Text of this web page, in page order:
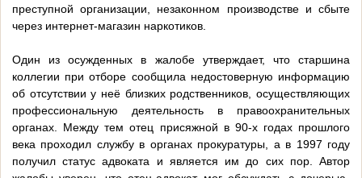
преступной организации, незаконном производстве и сбыте
через интернет-магазин наркотиков.
Один из осужденных в жалобе утверждает, что старшина
коллегии при отборе сообщила недостоверную информацию
об отсутствии у неё близких родственников, осуществляющих
профессиональную деятельность в правоохранительных
органах. Между тем отец присяжной в 90-х годах прошлого
века проходил службу в органах прокуратуры, а в 1997 году
получил статус адвоката и является им до сих пор. Автор